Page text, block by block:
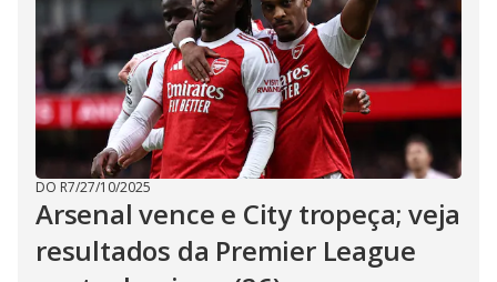
DO R7/27/10/2025
Arsenal vence e City tropeça; veja
resultados da Premier League